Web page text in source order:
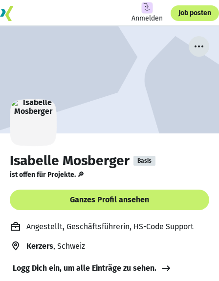
Anmelden
Job posten
Isabelle Mosberger Basis
ist offen für Projekte. 🔎
Ganzes Profil ansehen
Angestellt, Geschäftsführerin, HS-Code Support
Kerzers, Schweiz
Logg Dich ein, um alle Einträge zu sehen.